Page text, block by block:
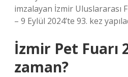
imzalayan İzmir Uluslararası
– 9 Eylül 2024’te 93. kez
İzmir Pet Fuarı
zaman?